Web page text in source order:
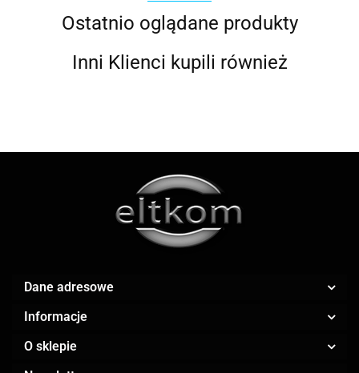
AMAZFIT
Ostatnio oglądane produkty
Inni Klienci kupili również
Dane adresowe
Informacje
O sklepie